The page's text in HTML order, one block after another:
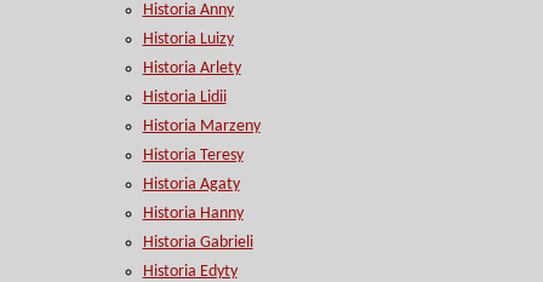
Historia Anny
Historia Luizy
Historia Arlety
Historia Lidii
Historia Marzeny
Historia Teresy
Historia Agaty
Historia Hanny
Historia Gabrieli
Historia Edyty